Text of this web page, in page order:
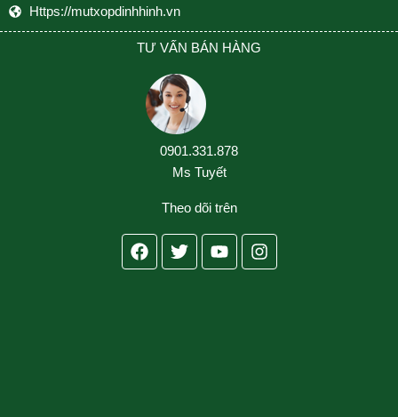
Https://mutxopdinhhinh.vn
TƯ VẤN BÁN HÀNG
0901.331.878
Ms Tuyết
Theo dõi trên
Facebook
TwitterYoutubeInstagram